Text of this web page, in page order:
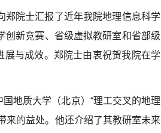
郑院士汇报了近年我院地理信息科学
创新竞赛、省级虚拟教研室和省部级
与成效。郑院士由衷祝贺我院在学
地质大学（北京）“理工交叉的地理
来的益处。他还介绍了其教研室未来